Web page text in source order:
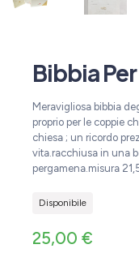
Bibbia
Meravigliosa bibbia
proprio per le coppie
chiesa ; un ricordo
vita.racchiusa in una
pergamena.misura
Disponibile
25,00 €